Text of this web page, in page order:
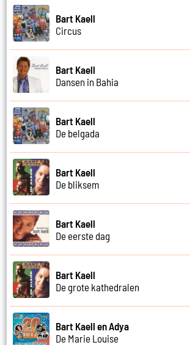
Bart Kaell
Circus
Bart Kaell
Dansen in Bahia
Bart Kaell
De belgada
Bart Kaell
De bliksem
Bart Kaell
De eerste dag
Bart Kaell
De grote kathedralen
Bart Kaell en Adya
De Marie Louise